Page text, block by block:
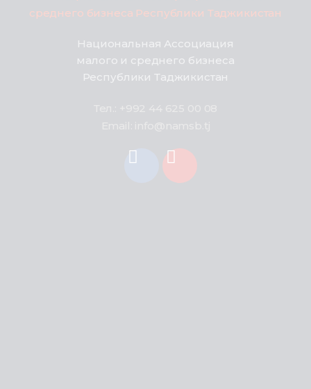
Национальная Ассоциация
малого и среднего бизнеса
Республики Таджикистан